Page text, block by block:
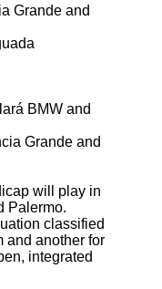
Grande and
BMW and
Grande and
will play in
Palermo.
classified
and another for
integrated